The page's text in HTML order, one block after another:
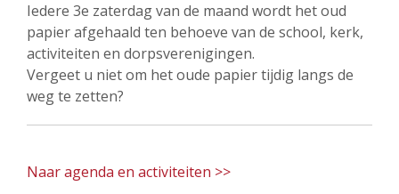
Iedere 3e zaterdag van de maand wordt het oud
papier afgehaald ten behoeve van de school, kerk,
activiteiten en dorpsverenigingen.
Vergeet u niet om het oude papier tijdig langs de
weg te zetten?
Naar agenda en activiteiten >>